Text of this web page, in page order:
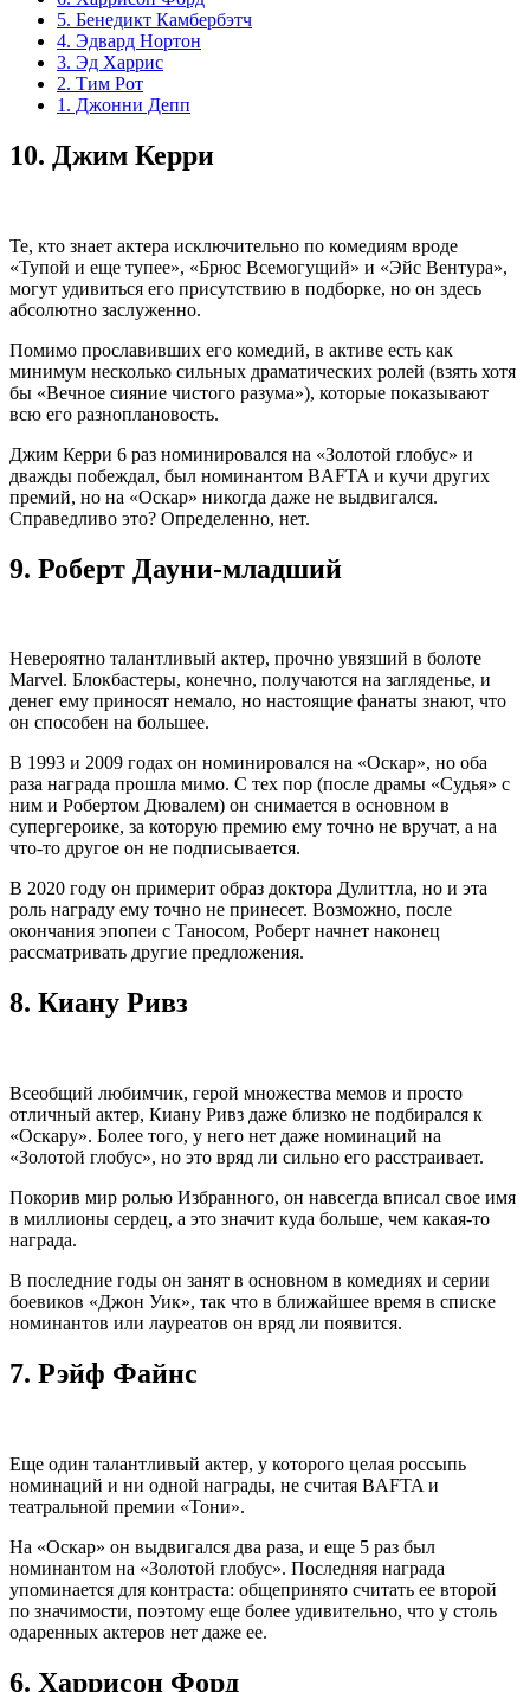
5. Бенедикт Камбербэтч
4. Эдвард Нортон
3. Эд Харрис
2. Тим Рот
1. Джонни Депп
10. Джим Керри
Те, кто знает актера исключительно по комедиям вроде
«Тупой и еще тупее», «Брюс Всемогущий» и «Эйс Вентура»,
могут удивиться его присутствию в подборке, но он здесь
абсолютно заслуженно.
Помимо прославивших его комедий, в активе есть как
минимум несколько сильных драматических ролей (взять хотя
бы «Вечное сияние чистого разума»), которые показывают
всю его разноплановость.
Джим Керри 6 раз номинировался на «Золотой глобус» и
дважды побеждал, был номинантом BAFTA и кучи других
премий, но на «Оскар» никогда даже не выдвигался.
Справедливо это? Определенно, нет.
9. Роберт Дауни-младший
Невероятно талантливый актер, прочно увязший в болоте
Marvel. Блокбастеры, конечно, получаются на загляденье, и
денег ему приносят немало, но настоящие фанаты знают, что
он способен на большее.
В 1993 и 2009 годах он номинировался на «Оскар», но оба
раза награда прошла мимо. С тех пор (после драмы «Судья» с
ним и Робертом Дювалем) он снимается в основном в
супергероике, за которую премию ему точно не вручат, а на
что-то другое он не подписывается.
В 2020 году он примерит образ доктора Дулиттла, но и эта
роль награду ему точно не принесет. Возможно, после
окончания эпопеи с Таносом, Роберт начнет наконец
рассматривать другие предложения.
8. Киану Ривз
Всеобщий любимчик, герой множества мемов и просто
отличный актер, Киану Ривз даже близко не подбирался к
«Оскару». Более того, у него нет даже номинаций на
«Золотой глобус», но это вряд ли сильно его расстраивает.
Покорив мир ролью Избранного, он навсегда вписал свое имя
в миллионы сердец, а это значит куда больше, чем какая-то
награда.
В последние годы он занят в основном в комедиях и серии
боевиков «Джон Уик», так что в ближайшее время в списке
номинантов или лауреатов он вряд ли появится.
7. Рэйф Файнс
Еще один талантливый актер, у которого целая россыпь
номинаций и ни одной награды, не считая BAFTA и
театральной премии «Тони».
На «Оскар» он выдвигался два раза, и еще 5 раз был
номинантом на «Золотой глобус». Последняя награда
упоминается для контраста: общепринято считать ее второй
по значимости, поэтому еще более удивительно, что у столь
одаренных актеров нет даже ее.
6. Харрисон Форд